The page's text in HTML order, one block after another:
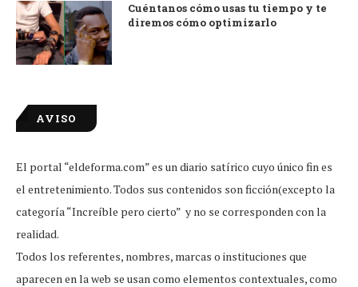
Cuéntanos cómo usas tu tiempo y te
diremos cómo optimizarlo
AVISO
El portal “eldeforma.com” es un diario satírico cuyo único fin es
el entretenimiento. Todos sus contenidos son ficción(excepto la
categoría “Increíble pero cierto” y no se corresponden con la
realidad.
Todos los referentes, nombres, marcas o instituciones que
aparecen en la web se usan como elementos contextuales, como